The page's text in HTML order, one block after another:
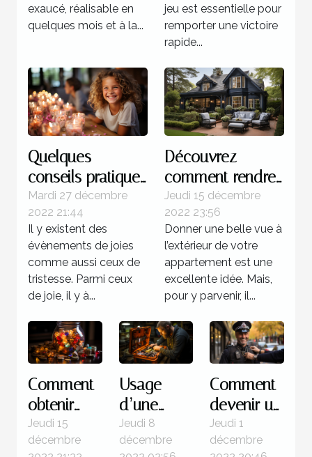
exaucé, réalisable en
quelques mois et à la...
jeu est essentielle pour
remporter une victoire
rapide...
Quelques
conseils pratiques
pour réussir
l'organisation d'un
anniversaire
Mardi 27 décembre
2022 21:44
Il y existent des
évènements de joies
comme aussi ceux de
tristesse. Parmi ceux
de joie, il y à...
Découvrez
comment rendre
magnifique
l’extérieur de
votre maison
Jeudi 15 décembre
2022 23:56
Donner une belle vue à
l’extérieur de votre
appartement est une
excellente idée. Mais,
pour y parvenir, il...
Comment
obtenir
des
jackpots
Jeudi 15
décembre
Usage
d’une
valise
diagnostic
Jeudi 8
décembre
Comment
devenir un
policier ?
Jeudi 1
décembre